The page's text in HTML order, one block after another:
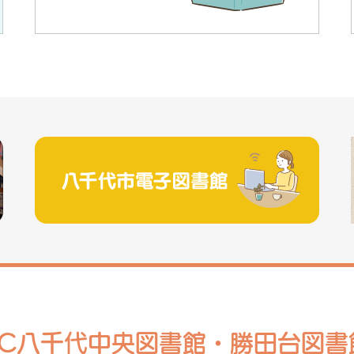
八千代中央図書館・勝田台図書